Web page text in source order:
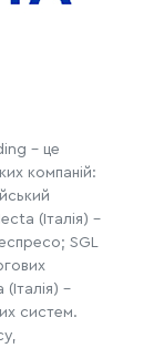
- це
компаній:
(Італія) -
SGL
-
систем.